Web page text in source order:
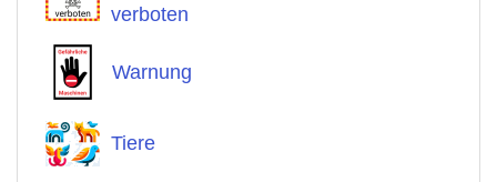
verboten
Warnung
Tiere